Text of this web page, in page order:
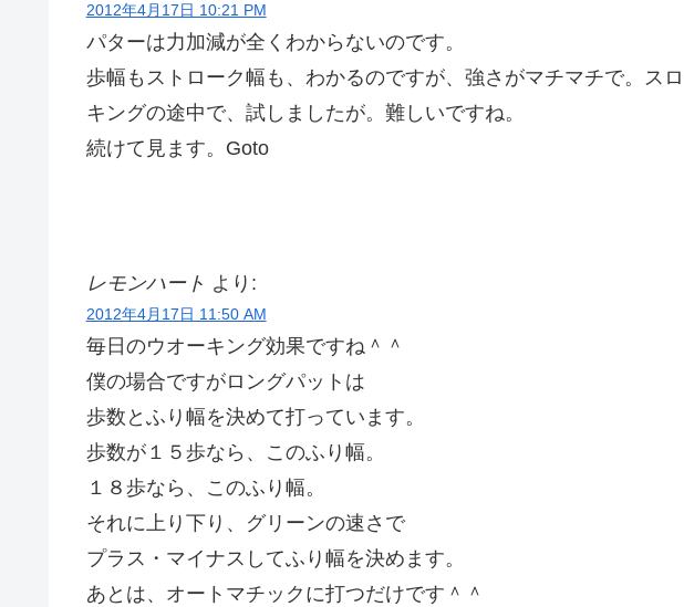
2012年4月17日 10:21 PM
パターは力加減が全くわからないのです。
歩幅もストローク幅も、わかるのですが、強さがマチマチで。ス
キングの途中で、試しましたが。難しいですね。
続けて見ます。Goto
レモンハート より:
2012年4月17日 11:50 AM
毎日のウオーキング効果ですね＾＾
僕の場合ですがロングパットは
歩数とふり幅を決めて打っています。
歩数が１５歩なら、このふり幅。
１８歩なら、このふり幅。
それに上り下り、グリーンの速さで
プラス・マイナスしてふり幅を決めます。
あとは、オートマチックに打つだけです＾＾